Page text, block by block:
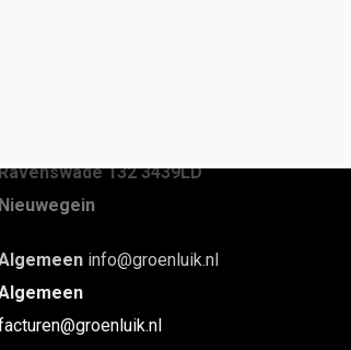
132 3439LD
Nieuwegein
info@groenluik.nl